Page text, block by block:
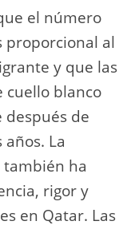
el número
proporcional al
y que las
cuello blanco
de
La
también ha
rigor y
en Qatar. Las